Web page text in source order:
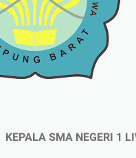
KEPALA SMA NEGERI 1